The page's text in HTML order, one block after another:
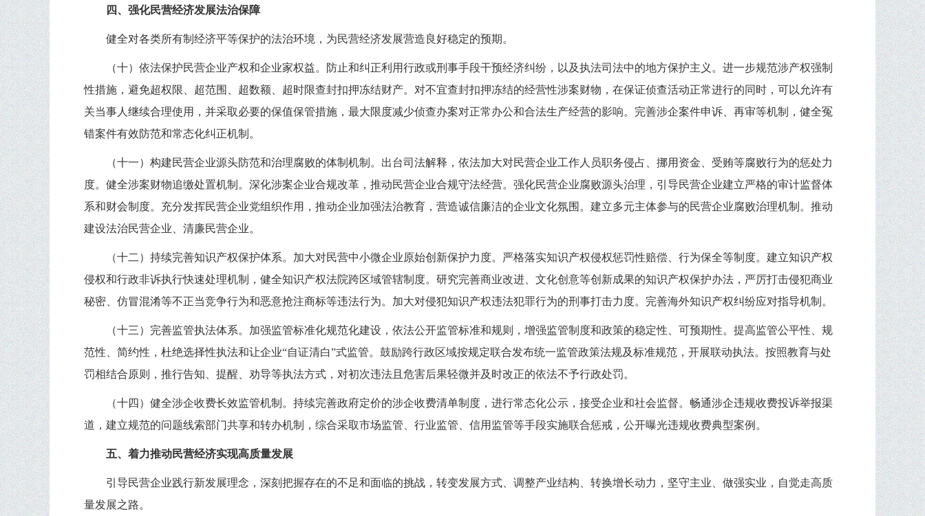
四、强化民营经济发展法治保障
健全对各类所有制经济平等保护的法治环境，为民营经济发展营造良好稳定的预期。
（十）依法保护民营企业产权和企业家权益。防止和纠正利用行政或刑事手段干预经济纠纷，以及执法司法中的地方保护主义。进一步规范涉产权强制
性措施，避免超权限、超范围、超数额、超时限查封扣押冻结财产。对不宜查封扣押冻结的经营性涉案财物，在保证侦查活动正常进行的同时，可以允许有
关当事人继续合理使用，并采取必要的保值保管措施，最大限度减少侦查办案对正常办公和合法生产经营的影响。完善涉企案件申诉、再审等机制，健全冤
错案件有效防范和常态化纠正机制。
（十一）构建民营企业源头防范和治理腐败的体制机制。出台司法解释，依法加大对民营企业工作人员职务侵占、挪用资金、受贿等腐败行为的惩处力
度。健全涉案财物追缴处置机制。深化涉案企业合规改革，推动民营企业合规守法经营。强化民营企业腐败源头治理，引导民营企业建立严格的审计监督体
系和财会制度。充分发挥民营企业党组织作用，推动企业加强法治教育，营造诚信廉洁的企业文化氛围。建立多元主体参与的民营企业腐败治理机制。推动
建设法治民营企业、清廉民营企业。
（十二）持续完善知识产权保护体系。加大对民营中小微企业原始创新保护力度。严格落实知识产权侵权惩罚性赔偿、行为保全等制度。建立知识产权
侵权和行政非诉执行快速处理机制，健全知识产权法院跨区域管辖制度。研究完善商业改进、文化创意等创新成果的知识产权保护办法，严厉打击侵犯商业
秘密、仿冒混淆等不正当竞争行为和恶意抢注商标等违法行为。加大对侵犯知识产权违法犯罪行为的刑事打击力度。完善海外知识产权纠纷应对指导机制。
（十三）完善监管执法体系。加强监管标准化规范化建设，依法公开监管标准和规则，增强监管制度和政策的稳定性、可预期性。提高监管公平性、规
范性、简约性，杜绝选择性执法和让企业“自证清白”式监管。鼓励跨行政区域按规定联合发布统一监管政策法规及标准规范，开展联动执法。按照教育与处
罚相结合原则，推行告知、提醒、劝导等执法方式，对初次违法且危害后果轻微并及时改正的依法不予行政处罚。
（十四）健全涉企收费长效监管机制。持续完善政府定价的涉企收费清单制度，进行常态化公示，接受企业和社会监督。畅通涉企违规收费投诉举报渠
道，建立规范的问题线索部门共享和转办机制，综合采取市场监管、行业监管、信用监管等手段实施联合惩戒，公开曝光违规收费典型案例。
五、着力推动民营经济实现高质量发展
引导民营企业践行新发展理念，深刻把握存在的不足和面临的挑战，转变发展方式、调整产业结构、转换增长动力，坚守主业、做强实业，自觉走高质
量发展之路。